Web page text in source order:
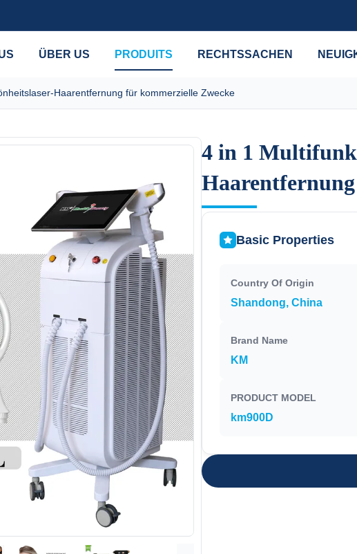
ÜBER US PRODUITS RECHTSSACHEN
Haarentfernung für kommerzielle Zwecke
4 in 1
4 in 1
Basic Properties
Country Of Origin
Shandong, China
Brand Name
KM
PRODUCT MODEL
km900D